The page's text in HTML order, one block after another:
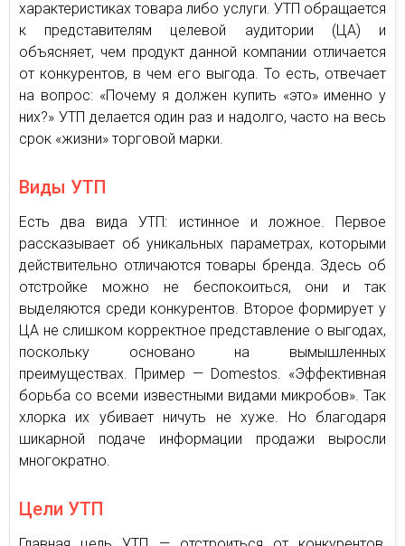
характеристиках товара либо услуги. УТП обращается
к представителям целевой аудитории (ЦА) и
объясняет, чем продукт данной компании отличается
от конкурентов, в чем его выгода. То есть, отвечает
на вопрос: «Почему я должен купить «это» именно у
них?» УТП делается один раз и надолго, часто на весь
срок «жизни» торговой марки.
Виды УТП
Есть два вида УТП: истинное и ложное. Первое
рассказывает об уникальных параметрах, которыми
действительно отличаются товары бренда. Здесь об
отстройке можно не беспокоиться, они и так
выделяются среди конкурентов. Второе формирует у
ЦА не слишком корректное представление о выгодах,
поскольку основано на вымышленных
преимуществах. Пример — Domestos. «Эффективная
борьба со всеми известными видами микробов». Так
хлорка их убивает ничуть не хуже. Но благодаря
шикарной подаче информации продажи выросли
многократно.
Цели УТП